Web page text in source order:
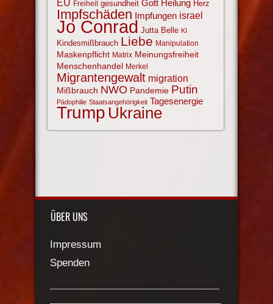
EU Freiheit gesundheit Gott Heilung Herz
Impfschäden Impfungen israel
Jo Conrad Jutta Belle KI
Kindesmißbrauch Liebe Manipulation
Maskenpflicht Matrix Meinungsfreiheit
Menschenhandel Merkel
Migrantengewalt migration
Mißbrauch NWO Pandemie Putin
Pädophilie Staatsangehörigkeit Tagesenergie
Trump Ukraine
ÜBER UNS
Impressum
Spenden